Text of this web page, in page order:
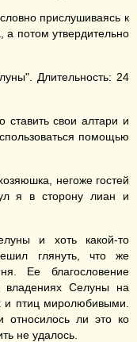
прислушиваясь к
а потом утвердительно
Длительность: 24
свои алтари и
помощью
негоже гостей
я в сторону лиан и
и хоть какой-то
глянуть, что же
Ее благословение
владениях Селуны на
и птиц миролюбивыми.
относилось ли это ко
не удалось.